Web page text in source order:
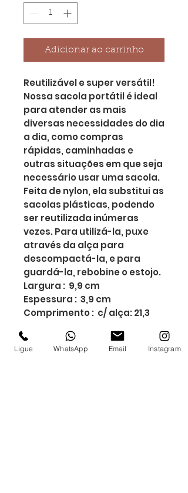
Adicionar ao carrinho
Reutilizável e super versátil!
Nossa sacola portátil é ideal
para atender as mais
diversas necessidades do dia
a dia, como compras
rápidas, caminhadas e
outras situações em que seja
necessário usar uma sacola.
Feita de nylon, ela substitui as
sacolas plásticas, podendo
ser reutilizada inúmeras
vezes. Para utilizá-la, puxe
através da alça para
descompactá-la, e para
guardá-la, rebobine o estojo.
Largura : 9,9 cm
Espessura : 3,9 cm
Comprimento : c/ alça: 21,3
Medidas aproximadas para
gravação (CxL): Case: 1,5 cm
Ligue WhatsApp Email Instagram